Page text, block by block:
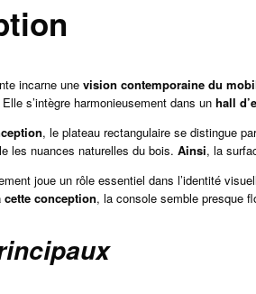
incarne une vision contemporaine du
s’intègre harmonieusement dans un hall
, le plateau rectangulaire se distingue
les nuances naturelles du bois. Ainsi, la
joue un rôle essentiel dans l’identité
cette conception, la console semble presque